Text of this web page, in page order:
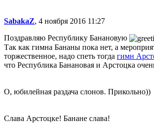
SabakaZ, 4 ноября 2016 11:27
Поздравляю Республику Банановую
Так как гимна Бананы пока нет, а
торжественное, надо спеть тогда гимн
что Республика Банановая и Арстоцка
О, юбилейная раздача слонов. Прикольно))
Слава Арстоцке! Банане слава!